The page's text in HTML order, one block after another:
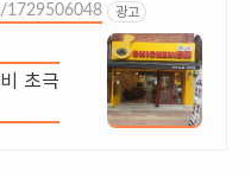
1729506048 광고
초극